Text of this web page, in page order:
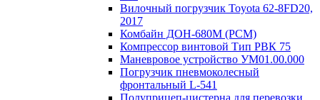
Вилочный погрузчик Toyota 62-8FD20,
2017
Комбайн ДОН-680М (РСМ)
Компрессор винтовой Тип РВК 75
Маневровое устройство УМ01.00.000
Погрузчик пневмоколесный
фронтальный L-541
Полуприцеп-цистерна для перевозки